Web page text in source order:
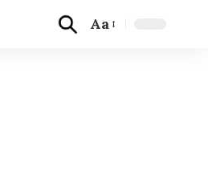
Aa